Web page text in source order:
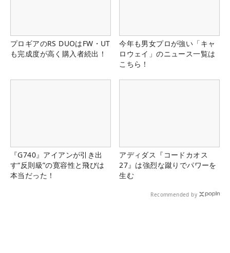
プロギアのRS DUOはFW・UT
も完成度が高く購入者続出！
今年も男女プロが強い「キャ
ロウェイ」のニュース一覧は
こちら！
『G740』アイアンが引き出
す“反則級”の寛容性と飛びは
本当だった！
アディダス『コードカオス
27』は強烈な蹴りでパワーを
生む
Recommended by